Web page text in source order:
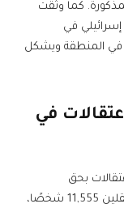
كما وثقت
ألف مستوطن إسرائيلي في
في المنطقة ويشكل
في
بحق
الفلسطينيين في القدس، حيث بلغ عدد المعتقلين 11,555 شخصًا،